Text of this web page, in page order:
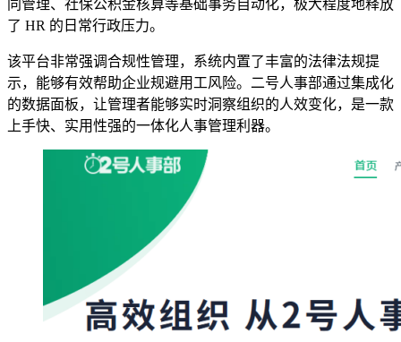
同管理、社保公积金核算等基础事务自动化，极大程度地释放
了 HR 的日常行政压力。
该平台非常强调合规性管理，系统内置了丰富的法律法规提
示，能够有效帮助企业规避用工风险。二号人事部通过集成化
的数据面板，让管理者能够实时洞察组织的人效变化，是一款
上手快、实用性强的一体化人事管理利器。